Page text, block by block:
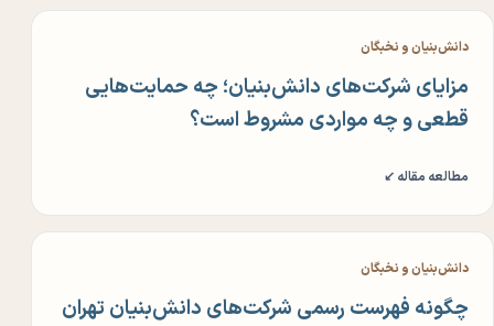
دانش‌بنیان و نخبگان
مزایای شرکت‌های دانش‌بنیان؛ چه حمایت‌هایی
قطعی و چه مواردی مشروط است؟
مطالعه مقاله ↙
دانش‌بنیان و نخبگان
چگونه فهرست رسمی شرکت‌های دانش‌بنیان تهران